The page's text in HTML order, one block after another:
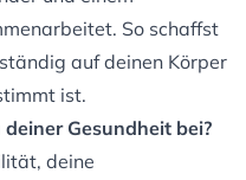
So schaffst
auf deinen Körper
ist.
Gesundheit bei?
deine